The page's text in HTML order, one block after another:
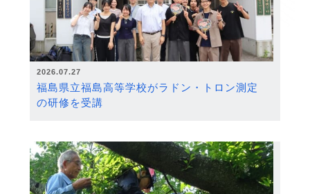
2026.07.27
福島県立福島高等学校がラドン・トロン測定
の研修を受講